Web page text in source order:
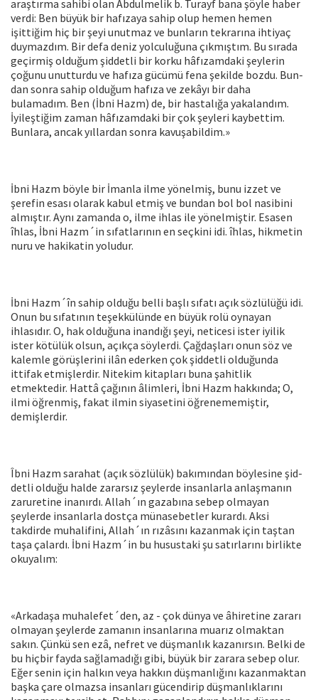
araştırma sahibi olan Abdulmelik b. Turayf bana şöyle haber
verdi: Ben büyük bir hafızaya sa­hip olup hemen hemen
işittiğim hiç bir şeyi unutmaz ve bunların tekrarına ihtiyaç
duymazdım. Bir defa deniz yolculuğuna çıkmış­tım. Bu sırada
geçirmiş olduğum şiddetli bir korku hâfızamdaki şey­lerin
çoğunu unutturdu ve hafıza gücümü fena şekilde bozdu. Bun­
dan sonra sahip olduğum hafıza ve zekâyı bir daha
bulamadım. Ben (İbni Hazm) de, bir hastalığa yakalandım.
İyileştiğim zaman hâfı­zamdaki bir çok şeyleri kaybettim.
Bunlara, ancak yıllardan sonra kavuşabildim.»
İbni Hazm böyle bir İmanla ilme yönelmiş, bunu izzet ve
şere­fin esası olarak kabul etmiş ve bundan bol bol nasibini
almıştır. Ay­nı zamanda o, ilme ihlas ile yönelmiştir. Esasen
îhlas, İbni Hazm´in sıfatlarının en seçkini idi. îhlas, hikmetin
nuru ve hakikatin yolu­dur.
İbni Hazm´în sahip olduğu belli başlı sıfatı açık sözlülüğü idi.
Onun bu sıfatının teşekkülünde en büyük rolü oynayan
ihlasıdır. O, hak olduğuna inandığı şeyi, neticesi ister iyilik
ister kötülük olsun, açıkça söylerdi. Çağdaşları onun söz ve
kalemle görüşlerini ilân ederken çok şiddetli olduğunda
ittifak etmişlerdir. Nitekim kitapla­rı buna şahitlik
etmektedir. Hattâ çağının âlimleri, İbni Hazm hak­kında; O,
ilmi öğrenmiş, fakat ilmin siyasetini öğrenememiştir,
demişlerdir.
Îbni Hazm sarahat (açık sözlülük) bakımından böylesine şid­
detli olduğu halde zararsız şeylerde insanlarla anlaşmanın
zarure­tine inanırdı. Allah´ın gazabına sebep olmayan
şeylerde insanlarla dostça münasebetler kurardı. Aksi
takdirde muhalifini, Allah´ın rı­zâsını kazanmak için taştan
taşa çalardı. İbni Hazm´in bu hususta­ki şu satırlarını birlikte
okuyalım:
«Arkadaşa muhalefet´den, az - çok dünya ve âhiretine zararı
olma­yan şeylerde zamanın insanlarına muarız olmaktan
sakın. Çünkü sen ezâ, nefret ve düşmanlık kazanırsın. Belki de
bu hiçbir fayda sağlamadığı gibi, büyük bir zarara sebep olur.
Eğer senin için halkın veya hakkın düşmanlığını kazanmaktan
başka çare olmazsa insan­ları gücendirip düşmanlıklarını